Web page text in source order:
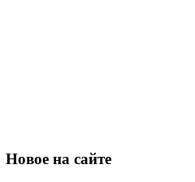
Новое на сайте